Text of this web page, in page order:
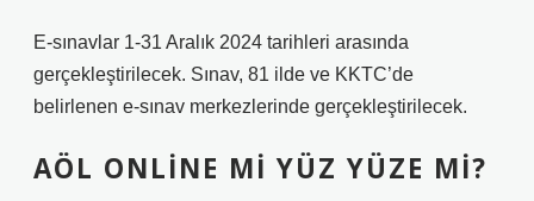
E-sınavlar 1-31 Aralık 2024 tarihleri ​​arasında
gerçekleştirilecek. Sınav, 81 ilde ve KKTC’de
belirlenen e-sınav merkezlerinde gerçekleştirilecek.
AÖL ONLINE MI YÜZ YÜZE MI?